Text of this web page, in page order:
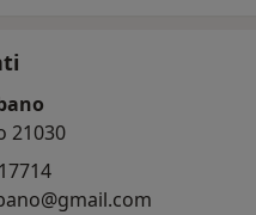
21030